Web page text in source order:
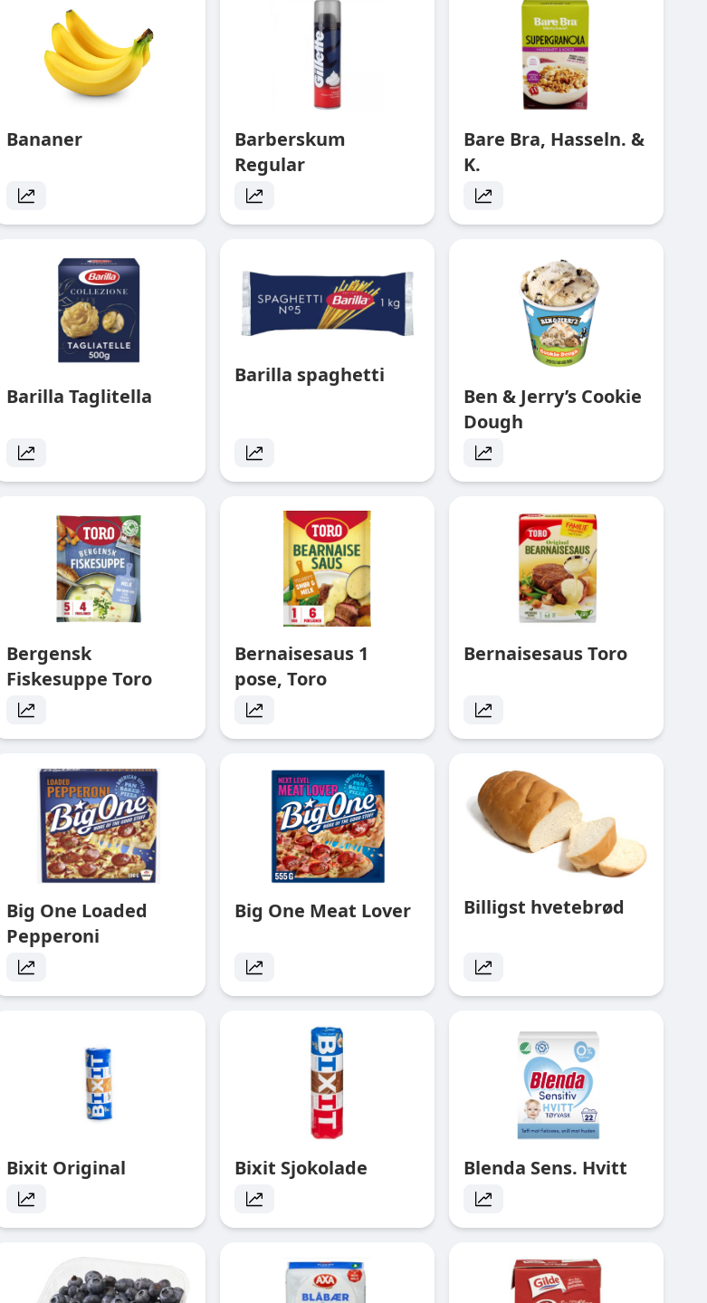
Bananer
Barberskum
Regular
Bare Bra, Hasseln. &
K.
Barilla Taglitella
Barilla spaghetti
Ben & Jerry’s Cookie
Dough
Bergensk
Fiskesuppe Toro
Bernaisesaus 1
pose, Toro
Bernaisesaus Toro
Big One Loaded
Pepperoni
Big One Meat Lover Billigst hvetebrød
Bixit Original Bixit Sjokolade Blenda Sens. Hvitt